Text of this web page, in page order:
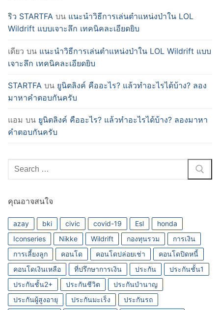
ริว STARTFA บน แนะนำวิธีการเล่นตำแหน่งป่าใน LOL
Wildrift แบบเจาะลึก เทคนิคละเอียดยิบ
เดียว บน แนะนำวิธีการเล่นตำแหน่งป่าใน LOL Wildrift แบบ
เจาะลึก เทคนิคละเอียดยิบ
STARTFA บน ยูนิตลิงค์ คืออะไร? แล้วทำอะไรได้บ้าง? ลอง
มาหาคำตอบกันครับ
แอม บน ยูนิตลิงค์ คืออะไร? แล้วทำอะไรได้บ้าง? ลองมาหา
คำตอบกันครับ
Search
for:
คุณอาจสนใจ
azay bki civic covid-19 Esl
honda
Iconseries
Nikke Wildrift กองทุนรวม
การเงิน
การเลี้ยงลูก
คอนโด คอนโดปล่อยเช่า
คอนโดปิดหนี้
คอนโดเงินเหลือ
ที่ปรึกษาการเงิน ประกัน
ประกันชั้น1
ประกันชั้น2+
ประกันชีวิต
ประกันบำนาญ
ประกันผู้สูงอายุ
ประกันมะเร็ง
ประกันรถ